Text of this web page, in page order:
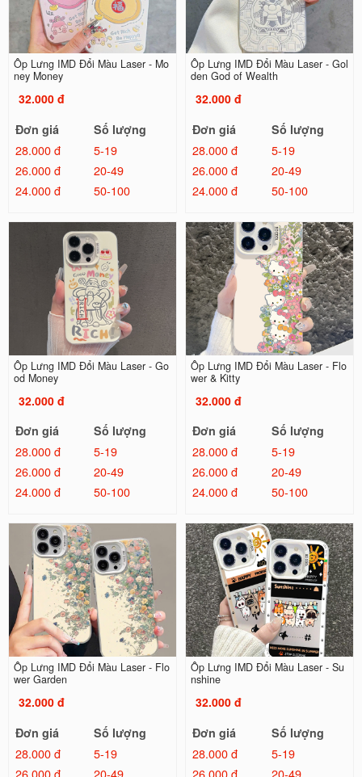
Ốp Lưng IMD Đổi Màu Laser - Mo
ney Money
32.000 đ
Đơn giá
Số lượng
28.000 đ
5-19
26.000 đ
20-49
24.000 đ
50-100
Ốp Lưng IMD Đổi Màu Laser - Gol
den God of Wealth
32.000 đ
Đơn giá
Số lượng
28.000 đ
5-19
26.000 đ
20-49
24.000 đ
50-100
Ốp Lưng IMD Đổi Màu Laser - Go
od Money
32.000 đ
Đơn giá
Số lượng
28.000 đ
5-19
26.000 đ
20-49
24.000 đ
50-100
Ốp Lưng IMD Đổi Màu Laser - Flo
wer & Kitty
32.000 đ
Đơn giá
Số lượng
28.000 đ
5-19
26.000 đ
20-49
24.000 đ
50-100
Ốp Lưng IMD Đổi Màu Laser - Flo
wer Garden
32.000 đ
Đơn giá
Số lượng
28.000 đ
5-19
26.000 đ
20-49
Ốp Lưng IMD Đổi Màu Laser - Su
nshine
32.000 đ
Đơn giá
Số lượng
28.000 đ
5-19
26.000 đ
20-49